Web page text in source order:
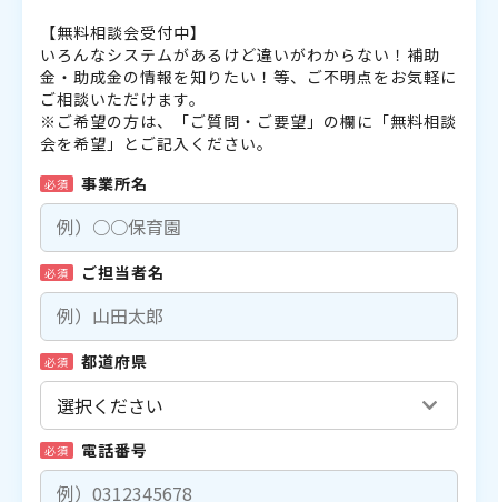
【無料相談会受付中】
いろんなシステムがあるけど違いがわからない！補助
金・助成金の情報を知りたい！等、ご不明点をお気軽に
ご相談いただけます。
※ご希望の方は、「ご質問・ご要望」の欄に「無料相談
会を希望」とご記入ください。
必須 事業所名
必須 ご担当者名
必須 都道府県
必須 電話番号